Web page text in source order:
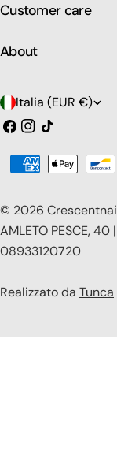
Customer care
About
P
a
e
/
r
e
Italia (EUR €)
Facebook
Instagram
Tic
© 2026
AMLETO PESCE,
08933120720
Realizzato da Tunca
Modalità
pagamento